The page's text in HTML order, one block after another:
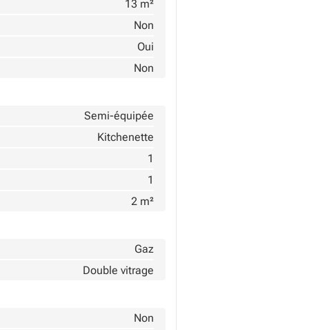
13 m²
Non
Oui
Non
Semi-équipée
Kitchenette
1
1
2 m²
Gaz
Double vitrage
Non